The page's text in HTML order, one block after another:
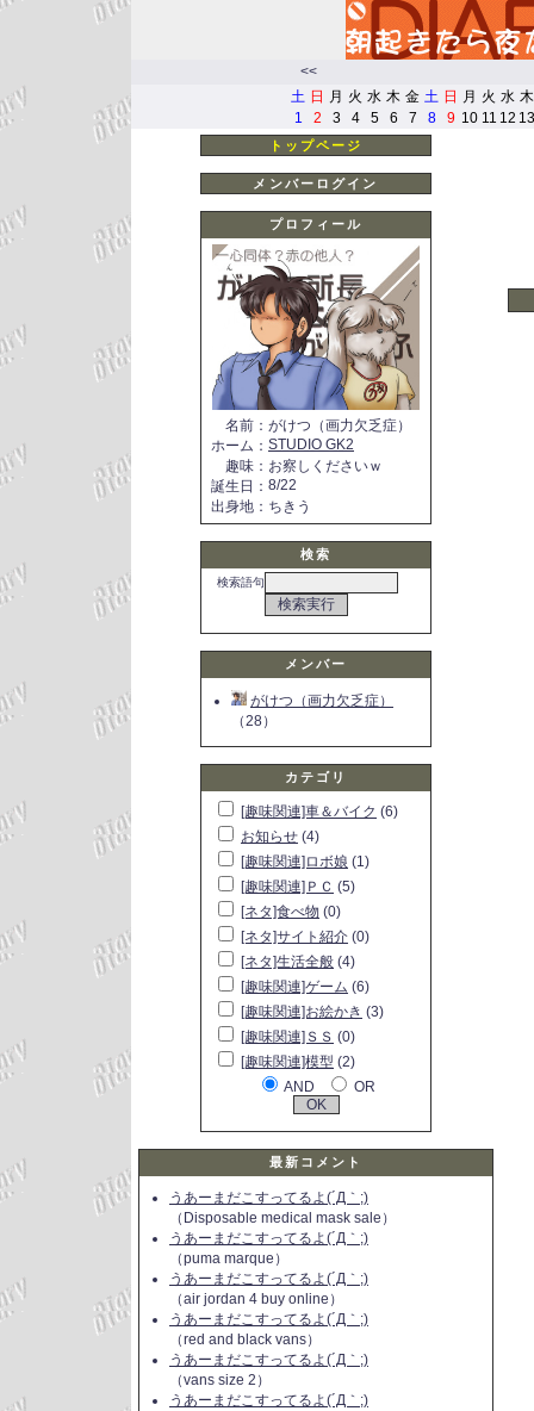
<<
土 日 月 火 水 木 金 土 日 月 火 水 木
1
2 3 4 5 6 7 8 9 10 11 12 13
トップページ
メンバーログイン
プロフィール
名前 ： がけつ（画力欠乏症）
ホーム ： STUDIO GK2
趣味 ： お察しくださいｗ
誕生日 ： 8/22
出身地 ： ちきう
検索
検索語句
メンバー
がけつ（画力欠乏症）
（28）
カテゴリ
[趣味関連]車＆バイク (6)
お知らせ (4)
[趣味関連]ロボ娘 (1)
[趣味関連]ＰＣ (5)
[ネタ]食べ物 (0)
[ネタ]サイト紹介 (0)
[ネタ]生活全般 (4)
[趣味関連]ゲーム (6)
[趣味関連]お絵かき (3)
[趣味関連]ＳＳ (0)
[趣味関連]模型 (2)
AND
OR
最新コメント
うあーまだこすってるよ(´Д｀;)
（Disposable medical mask sale）
うあーまだこすってるよ(´Д｀;)
（puma marque）
うあーまだこすってるよ(´Д｀;)
（air jordan 4 buy online）
うあーまだこすってるよ(´Д｀;)
（red and black vans）
うあーまだこすってるよ(´Д｀;)
（vans size 2）
うあーまだこすってるよ(´Д｀;)